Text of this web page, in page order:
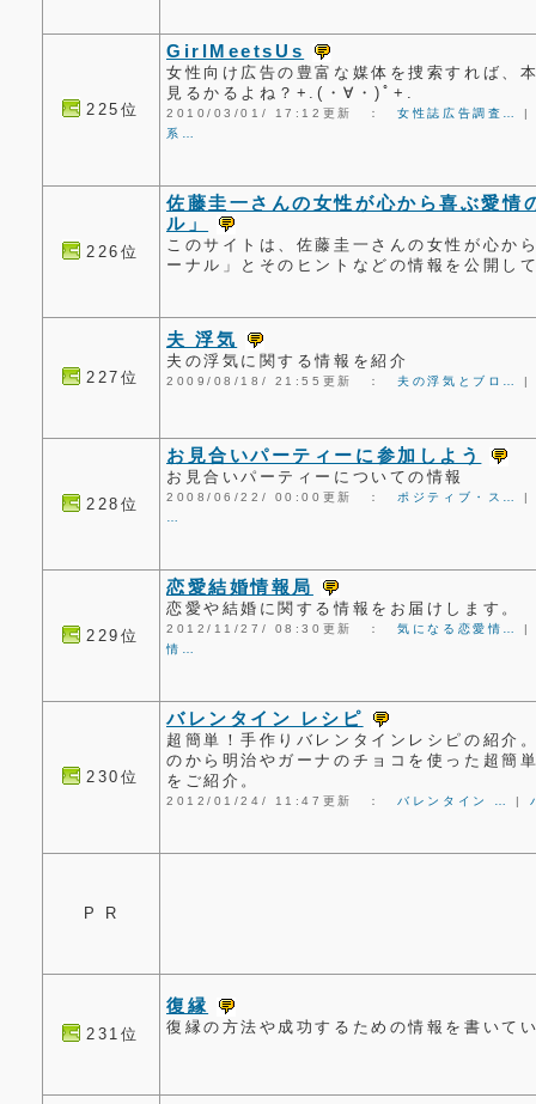
225位
GirlMeetsUs
女性向け広告の豊富な媒体を捜索すれば、
見るかるよね？+.(・∀・)ﾟ+.
2010/03/01/ 17:12更新 ：女性誌広告調査…
系…
226位
佐藤圭一さんの女性が心から喜ぶ愛情
ル」
このサイトは、佐藤圭一さんの女性が心か
ーナル」とそのヒントなどの情報を公開し
227位
夫 浮気
夫の浮気に関する情報を紹介
2009/08/18/ 21:55更新 ：夫の浮気とブロ…
228位
お見合いパーティーに参加しよう
お見合いパーティーについての情報
2008/06/22/ 00:00更新 ： ポジティブ・ス…
229位
恋愛結婚情報局
恋愛や結婚に関する情報をお届けします。
2012/11/27/ 08:30更新 ：気になる恋愛情…
情…
230位
バレンタイン レシピ
超簡単！手作りバレンタインレシピの紹介
のから明治やガーナのチョコを使った超簡
をご紹介。
2012/01/24/ 11:47更新 ： バレンタイン … |
P R
231位
復縁
復縁の方法や成功するための情報を書いて